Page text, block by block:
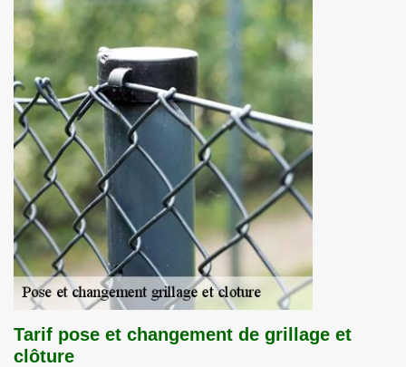
Tarif pose et changement de grillage et
clôture